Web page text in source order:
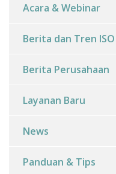
Acara & Webinar
Berita dan Tren ISO
Berita Perusahaan
Layanan Baru
News
Panduan & Tips